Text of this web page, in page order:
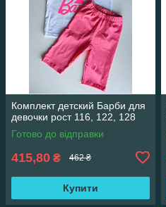
Комплект детский Барби для
девочки рост 116, 122, 128
Готово до відправки
415,80 ₴ 462 ₴
Купити